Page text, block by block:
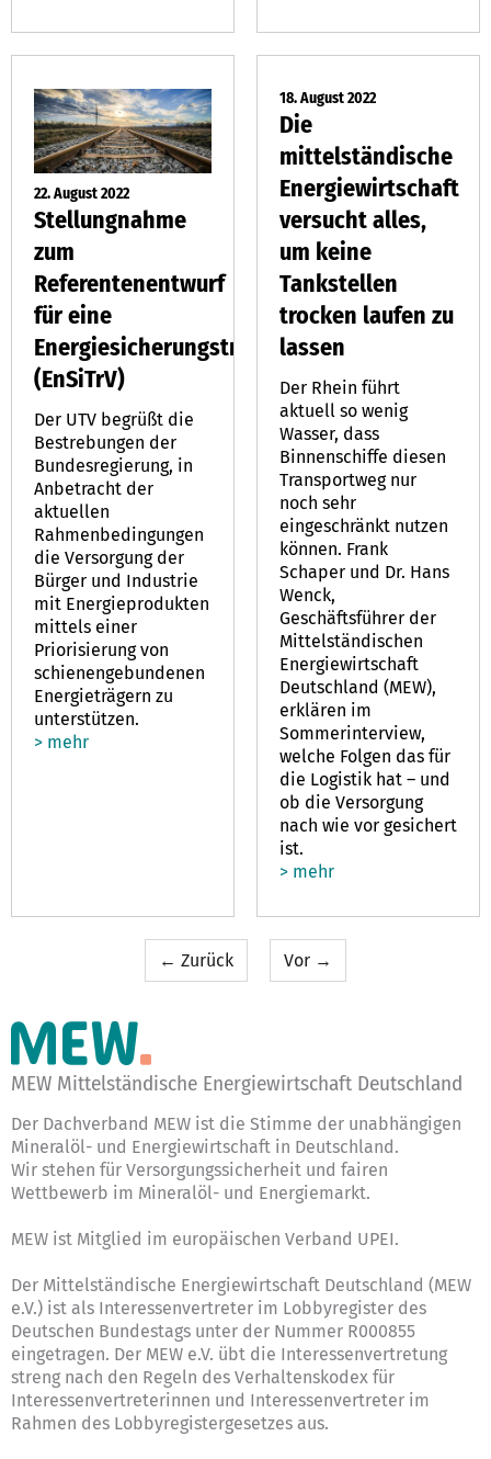
22. August 2022
Stellungnahme
zum
Referentenentwurf
für eine
Energiesicherungstransportverordnung
(EnSiTrV)
Der UTV begrüßt die
Bestrebungen der
Bundesregierung, in
Anbetracht der
aktuellen
Rahmenbedingungen
die Versorgung der
Bürger und Industrie
mit Energieprodukten
mittels einer
Priorisierung von
schienengebundenen
Energieträgern zu
unterstützen.
> mehr
18. August 2022
Die
mittelständische
Energiewirtschaft
versucht alles,
um keine
Tankstellen
trocken laufen zu
lassen
Der Rhein führt
aktuell so wenig
Wasser, dass
Binnenschiffe diesen
Transportweg nur
noch sehr
eingeschränkt nutzen
können. Frank
Schaper und Dr. Hans
Wenck,
Geschäftsführer der
Mittelständischen
Energiewirtschaft
Deutschland (MEW),
erklären im
Sommerinterview,
welche Folgen das für
die Logistik hat – und
ob die Versorgung
nach wie vor gesichert
ist.
> mehr
← Zurück Vor →
MEW Mittelständische Energiewirtschaft Deutschland
Der Dachverband MEW ist die Stimme der unabhängigen
Mineralöl- und Energiewirtschaft in Deutschland.
Wir stehen für Versorgungssicherheit und fairen
Wettbewerb im Mineralöl- und Energiemarkt.
MEW ist Mitglied im europäischen Verband UPEI.
Der Mittelständische Energiewirtschaft Deutschland (MEW
e.V.) ist als Interessenvertreter im Lobbyregister des
Deutschen Bundestags unter der Nummer R000855
eingetragen. Der MEW e.V. übt die Interessenvertretung
streng nach den Regeln des Verhaltenskodex für
Interessenvertreterinnen und Interessenvertreter im
Rahmen des Lobbyregistergesetzes aus.